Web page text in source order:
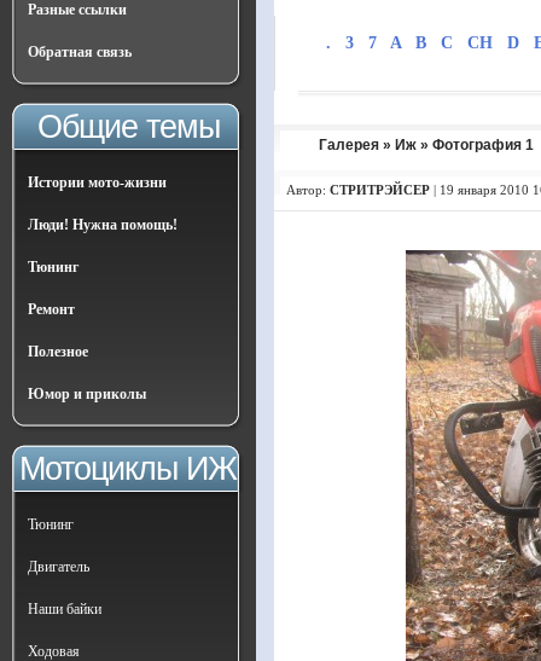
Разные ссылки
Обратная связь
Общие темы
Истории мото-жизни
Люди! Нужна помощь!
Тюнинг
Ремонт
Полезное
Юмор и приколы
Мотоциклы ИЖ
Тюнинг
Двигатель
Наши байки
Ходовая
. 3 7 A B C CH D
Галерея » Иж » Фотография 1
Автор: СТРИТРЭЙСЕР | 19 января 2010